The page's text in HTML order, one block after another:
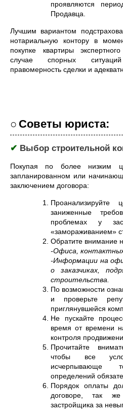
проявляются
Продавца.
Лучшим вариантом
нотариальную контору в
покупке квартиры
случае спорных
правомерность сделки и
○ Советы юриста:
✔ Выбор строительной
Покупая по более низким
запланированном или
заключением договора:
Проанализируйте
заниженные
проблемах у
«замораживанием»
Обратите внимание
-Офиса,
-Информации на
о заказчиках,
строительства.
По возможности
и проверьте
приглянувшейся
Не пускайте
время от времени
контроля
Прочитайте
чтобы все
исчерпывающе
определений
Порядок оплаты
договоре, так же
застройщика за